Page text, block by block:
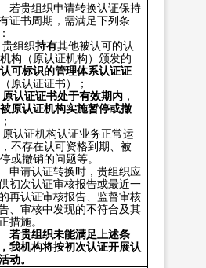
若贵组织申请转换认证保持
证书周期，需满足下列条
贵组织持有其他被认可的认
构（原认证机构）颁发的
可标识的管理体系认证证
（原认证证书）；
原认证证书处于有效期内 ，
原认证机构实施暂停或撤
；
认证机构认证业务正常运
不存在认可资格到期、被
或撤销的问题等。
申请认证转换时，贵组织应
初次认证审核报告或最近一
再认证审核报告、监督审核
、审核中发现的不符合及其
措施。
若贵组织未能满足上述条
我机构将按初次认证开展认
动。